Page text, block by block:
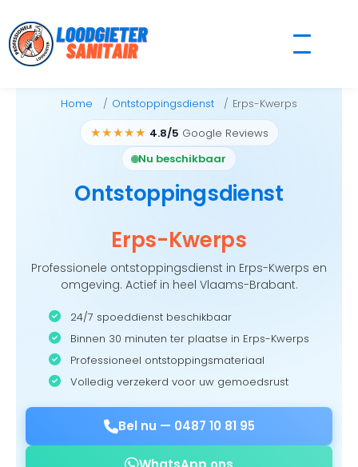
to
content
Home Ontstoppingsdienst Erps-Kwerps
★★★★★ 4.8/5 Google Reviews
Nu beschikbaar
Ontstoppingsdienst
Erps-Kwerps
Professionele ontstoppingsdienst in Erps-Kwerps en
omgeving. Actief in heel Vlaams-Brabant.
24/7 spoeddienst beschikbaar
Binnen 30 minuten ter plaatse in Erps-Kwerps
Professioneel ontstoppingsmateriaal
Volledig verzekerd voor uw gemoedsrust
Bel nu — 0487 10 81 95